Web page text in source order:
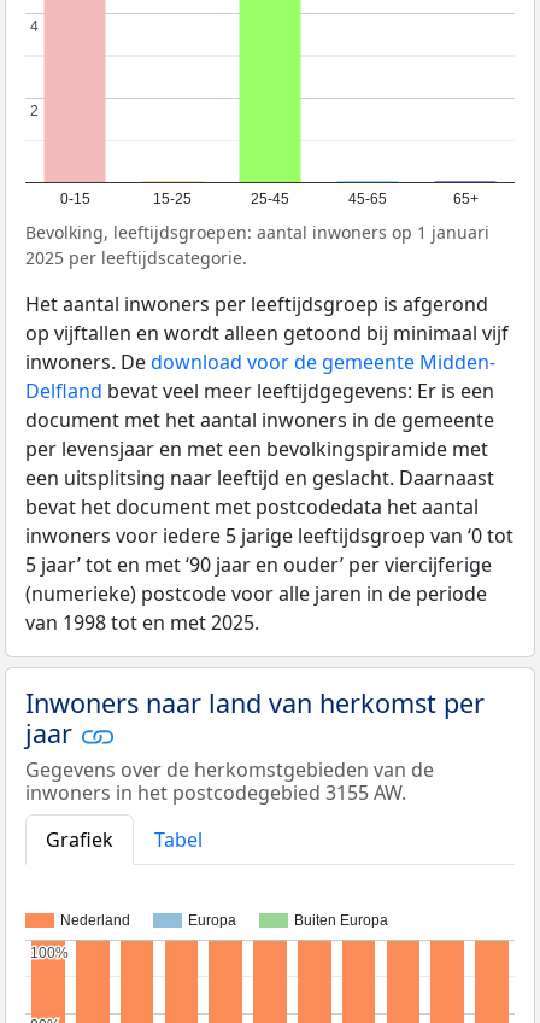
0-15 15-25 25-45 45-65 65+
2
2
4
4
Bevolking, leeftijdsgroepen: aantal inwoners op 1 januari
2025 per leeftijdscategorie.
Het aantal inwoners per leeftijdsgroep is afgerond
op vijftallen en wordt alleen getoond bij minimaal vijf
inwoners. Dedownload voor de gemeente Midden-
Delfland bevat veel meer leeftijdgegevens: Er is een
document met het aantal inwoners in de gemeente
per levensjaar en met een bevolkingspiramide met
een uitsplitsing naar leeftijd en geslacht. Daarnaast
bevat het document met postcodedata het aantal
inwoners voor iedere 5 jarige leeftijdsgroep van ‘0 tot
5 jaar’ tot en met ‘90 jaar en ouder’ per viercijferige
(numerieke) postcode voor alle jaren in de periode
van 1998 tot en met 2025.
Inwoners naar land van herkomst per
jaar
Gegevens over de herkomstgebieden van de
inwoners in het postcodegebied 3155 AW.
Grafiek
Tabel
Nederland Europa Buiten Europa
100%
100%